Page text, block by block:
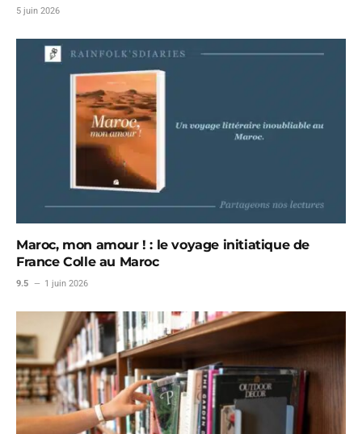
5 juin 2026
Maroc, mon amour ! : le voyage initiatique de
France Colle au Maroc
9.5 1 juin 2026